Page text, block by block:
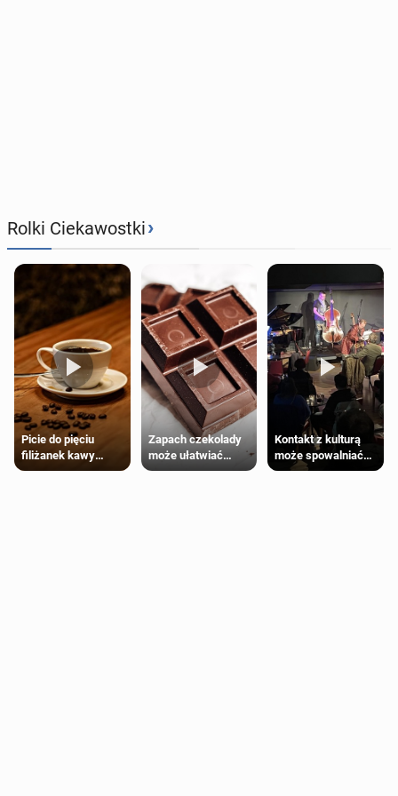
Rolki Ciekawostki›
Picie do pięciu
filiżanek kawy
dziennie jest
Zapach czekolady
może ułatwiać
trening siłowy
Kontakt z kulturą
może spowalniać
starzenie